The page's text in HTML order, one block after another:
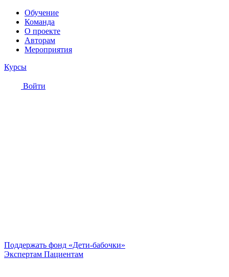
Обучение
Команда
О проекте
Авторам
Мероприятия
Курсы
Войти
Поддержать фонд «Дети-бабочки»
Экспертам Пациентам